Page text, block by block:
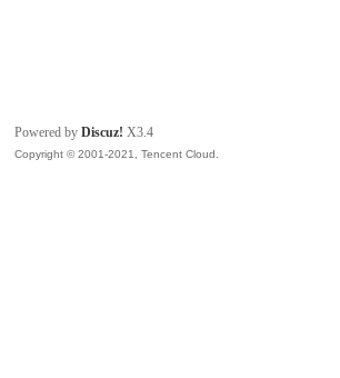
Powered byDiscuz! X3.4
Copyright © 2001-2021, Tencent Cloud.